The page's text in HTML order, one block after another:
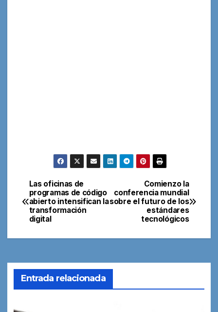
Navegación
de
entradas
Comienzo la
conferencia mundial
sobre el futuro de los
estándares
tecnológicos
Las oficinas de
programas de código
abierto intensifican la
transformación
digital
Entrada relacionada